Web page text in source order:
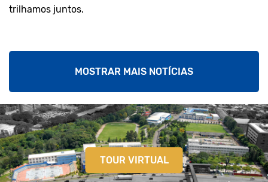
trilhamos juntos.
MOSTRAR MAIS NOTÍCIAS
TOUR VIRTUAL